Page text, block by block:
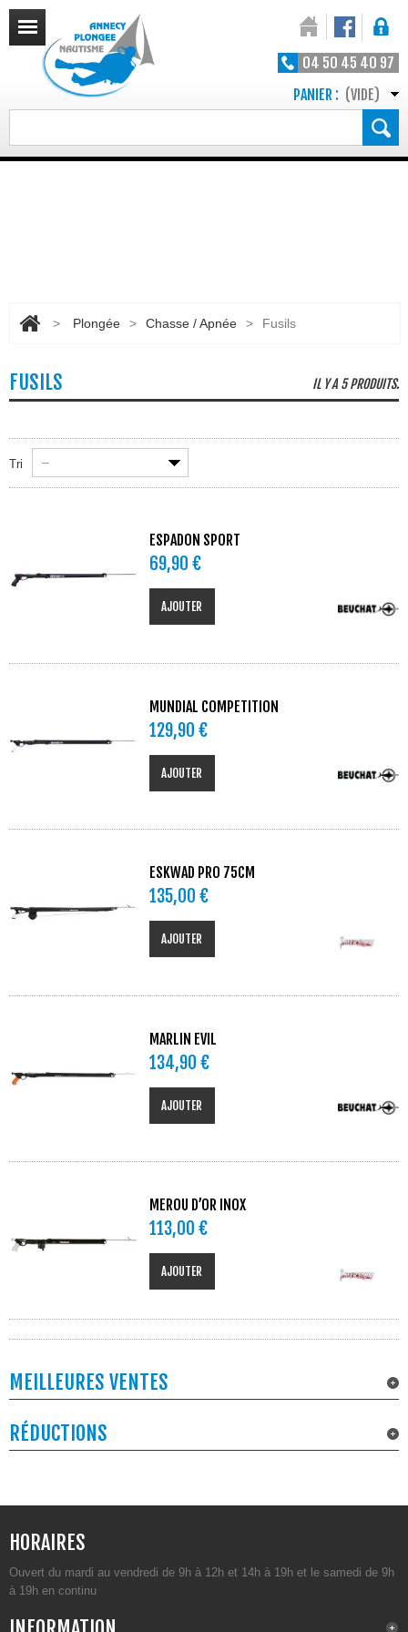
04 50 45 40 97
PANIER : (VIDE)
> Plongée > Chasse / Apnée > Fusils
FUSILS IL Y A 5 PRODUITS.
Tri --
ESPADON SPORT
69,90 €
AJOUTER
MUNDIAL COMPETITION
129,90 €
AJOUTER
ESKWAD PRO 75CM
135,00 €
AJOUTER
MARLIN EVIL
134,90 €
AJOUTER
MEROU D’OR INOX
113,00 €
AJOUTER
MEILLEURES VENTES
RÉDUCTIONS
HORAIRES
Ouvert du mardi au vendredi de 9h à 12h et 14h à 19h et le samedi de 9h
à 19h en continu